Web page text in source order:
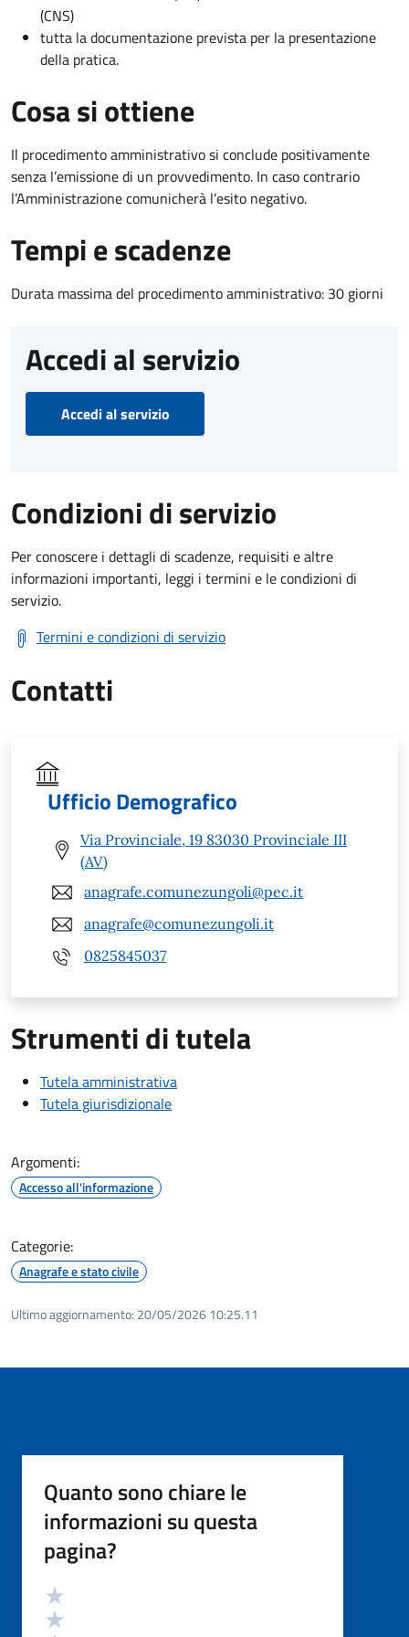
(CNS)
tutta la documentazione prevista per la presentazione
della pratica.
Cosa si ottiene
Il procedimento amministrativo si conclude positivamente
senza l’emissione di un provvedimento. In caso contrario
l’Amministrazione comunicherà l’esito negativo.
Tempi e scadenze
Durata massima del procedimento amministrativo: 30 giorni
Accedi al servizio
Accedi al servizio
Condizioni di servizio
Per conoscere i dettagli di scadenze, requisiti e altre
informazioni importanti, leggi i termini e le condizioni di
servizio.
Termini e condizioni di servizio
Contatti
Ufficio Demografico
Via Provinciale, 19 83030 Provinciale III
(AV)
anagrafe.comunezungoli@pec.it
anagrafe@comunezungoli.it
0825845037
Strumenti di tutela
Tutela amministrativa
Tutela giurisdizionale
Argomenti:
Accesso all'informazione
Categorie:
Anagrafe e stato civile
Ultimo aggiornamento: 20/05/2026 10:25.11
Quanto sono chiare le
informazioni su questa
pagina?
Valutazione